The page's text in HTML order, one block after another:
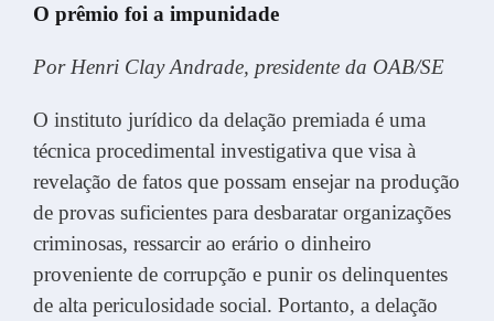
O prêmio foi a impunidade
Por Henri Clay Andrade, presidente da OAB/SE
O instituto jurídico da delação premiada é uma
técnica procedimental investigativa que visa à
revelação de fatos que possam ensejar na produção
de provas suficientes para desbaratar organizações
criminosas, ressarcir ao erário o dinheiro
proveniente de corrupção e punir os delinquentes
de alta periculosidade social. Portanto, a delação